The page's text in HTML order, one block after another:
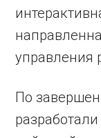
управления
По